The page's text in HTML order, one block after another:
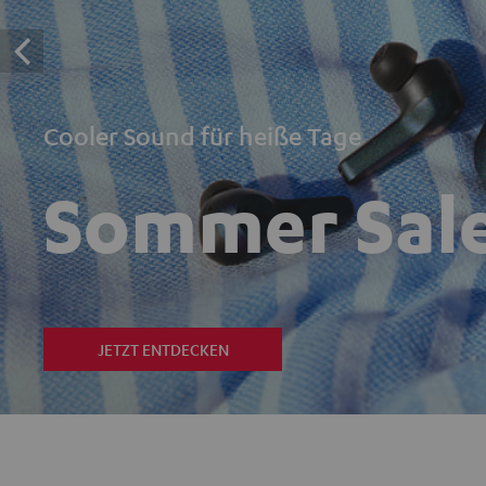
Cooler Sound für heiße Tage
Sommer
JETZT ENTDECKEN